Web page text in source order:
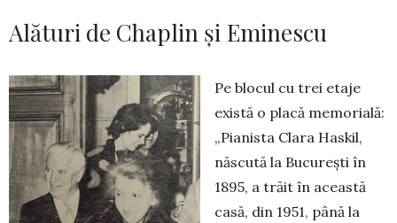
Alături de Chaplin și Eminescu
Pe blocul cu trei etaje
există o placă me­morială:
„Pianista Clara Haskil,
născută la București în
1895, a trăit în această
casă, din 1951, până la